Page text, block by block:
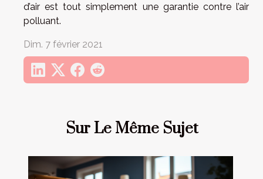
Sur Le Même Sujet
d’air est tout simplement une garantie contre l’air
polluant.
Dim. 7 février 2021